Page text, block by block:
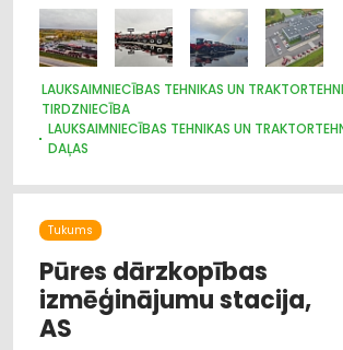
LAUKSAIMNIECĪBAS TEHNIKAS UN
TIRDZNIECĪBA
LAUKSAIMNIECĪBAS TEHNIKAS UN
DAĻAS
LABOŠANA, REMONTS
LAUKSAIMNIECĪBAS PAKALPOJUMI
Tukums
Pūres dārzkopības
izmēģinājumu stacija,
AS